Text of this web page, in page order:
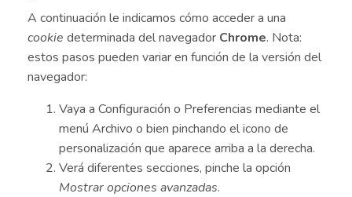
A continuación le indicamos cómo acceder a una
cookie determinada del navegador Chrome. Nota:
estos pasos pueden variar en función de la versión del
navegador:
Vaya a Configuración o Preferencias mediante el
menú Archivo o bien pinchando el icono de
personalización que aparece arriba a la derecha.
Verá diferentes secciones, pinche la opción
Mostrar opciones avanzadas.